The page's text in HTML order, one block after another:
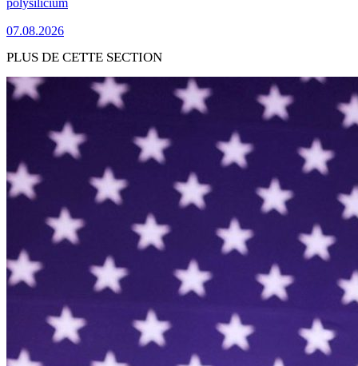
07.08.2026
PLUS DE CETTE SECTION